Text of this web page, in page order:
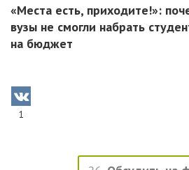
«Места есть, приходите!»:
вузы не смогли набрать
на бюджет
1